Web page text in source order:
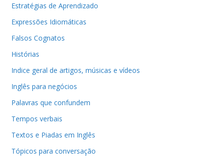
Estratégias de Aprendizado
Expressões Idiomáticas
Falsos Cognatos
Histórias
Indice geral de artigos, músicas e vídeos
Inglês para negócios
Palavras que confundem
Tempos verbais
Textos e Piadas em Inglês
Tópicos para conversação